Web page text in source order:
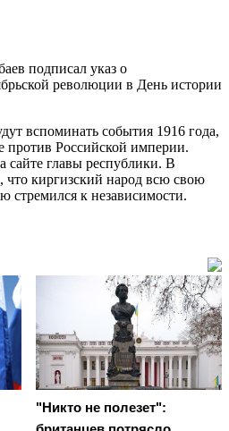
подписал указ о
революции в День истории
вспоминать события 1916 года,
против Российской империи.
сайте главы республики. В
что киргизский народ всю свою
стремился к независимости.
"Никто не полезет":